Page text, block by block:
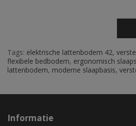
Tags: elektrische lattenbodem 42,
flexibele bedbodem, ergonomisch
lattenbodem, moderne slaapbasis,
Informatie